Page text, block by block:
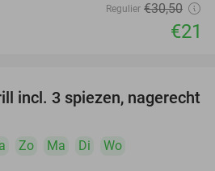
Regulier €30,50
€21
34%
incl. 3 spiezen, nagerecht
Zo Ma Di
Wo